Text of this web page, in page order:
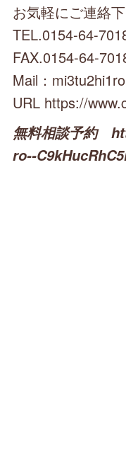
お気軽にご連絡下
TEL.0154-64-
FAX.0154-64-
Mail：
URL https://
無料相談予約
ro--